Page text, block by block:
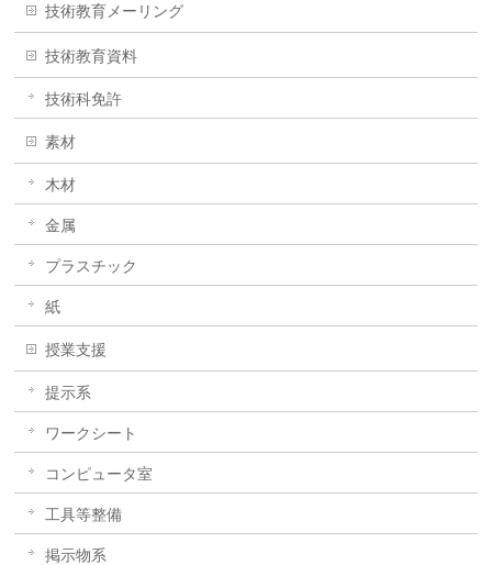
技術教育メーリング
技術教育資料
技術科免許
素材
木材
金属
プラスチック
紙
授業支援
提示系
ワークシート
コンピュータ室
工具等整備
掲示物系